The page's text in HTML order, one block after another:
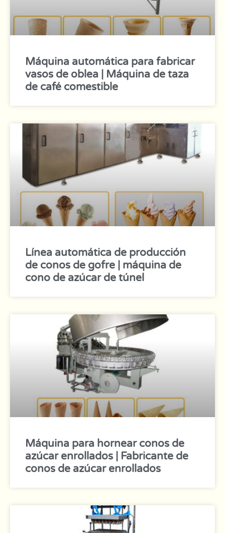
Máquina automática para fabricar
vasos de oblea | Máquina de taza
de café comestible
Línea automática de producción
de conos de gofre | máquina de
cono de azúcar de túnel
Máquina para hornear conos de
azúcar enrollados | Fabricante de
conos de azúcar enrollados